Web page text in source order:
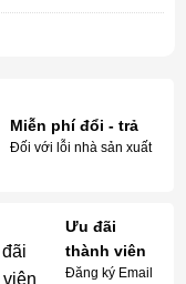
Miễn phí đổi - trả
Đối với lỗi nhà sản xuất
Ưu đãi
thành viên
Đăng ký Email